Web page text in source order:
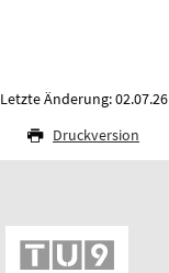
Letzte Änderung: 02.07.26
Druckversion